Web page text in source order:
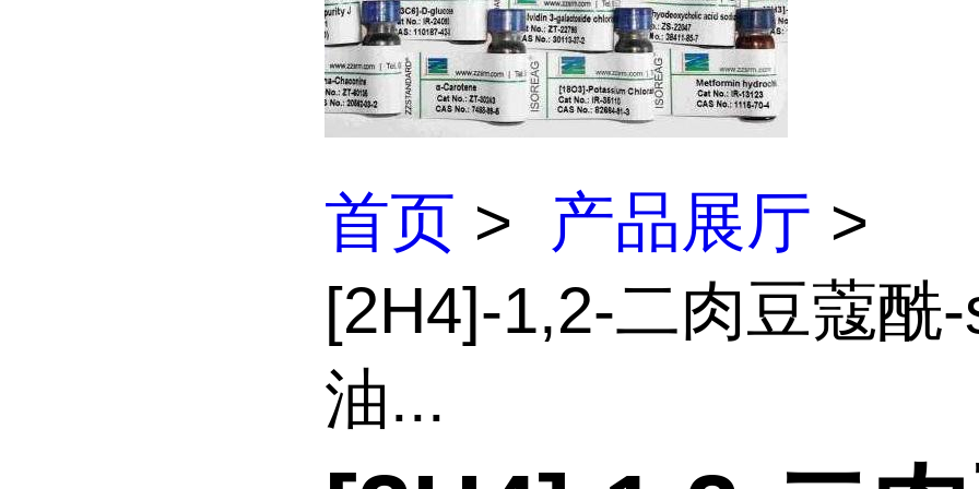
首页 > 产品展厅 >
[2H4]-1,2-二肉豆蔻酰
油...